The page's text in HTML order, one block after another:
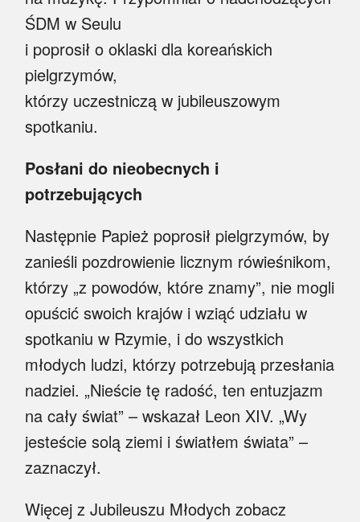
ŚDM w Seulu
i poprosił o oklaski dla koreańskich
pielgrzymów,
którzy uczestniczą w jubileuszowym
spotkaniu.
Posłani do nieobecnych i
potrzebujących
Następnie Papież poprosił pielgrzymów, by
zanieśli pozdrowienie licznym rówieśnikom,
którzy „z powodów, które znamy”, nie mogli
opuścić swoich krajów i wziąć udziału w
spotkaniu w Rzymie, i do wszystkich
młodych ludzi, którzy potrzebują przesłania
nadziei. „Nieście tę radość, ten entuzjazm
na cały świat” – wskazał Leon XIV. „Wy
jesteście solą ziemi i światłem świata” –
zaznaczył.
Więcej z Jubileuszu Młodych zobacz